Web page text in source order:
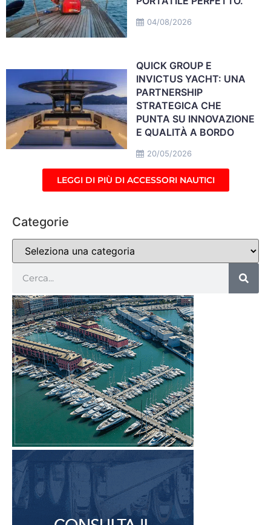
04/08/2026
20/05/2026
QUICK GROUP E
INVICTUS YACHT: UNA
PARTNERSHIP
STRATEGICA CHE
PUNTA SU INNOVAZIONE
E QUALITÀ A BORDO
LEGGI DI PIÙ DI ACCESSORI NAUTICI
Categorie